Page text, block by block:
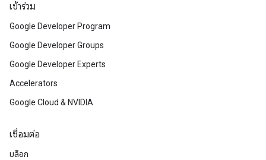
เข้าร่วม
Google Developer Program
Google Developer Groups
Google Developer Experts
Accelerators
Google Cloud & NVIDIA
เชื่อมต่อ
บล็อก